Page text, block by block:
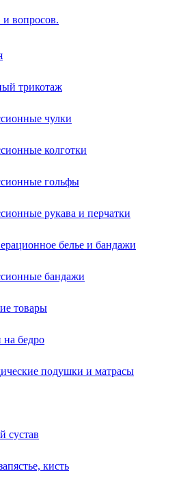
и вопросов.
трикотаж
чулки
колготки
гольфы
рукава и перчатки
белье и бандажи
бандажи
товары
бедро
подушки и матрасы
сустав
кисть